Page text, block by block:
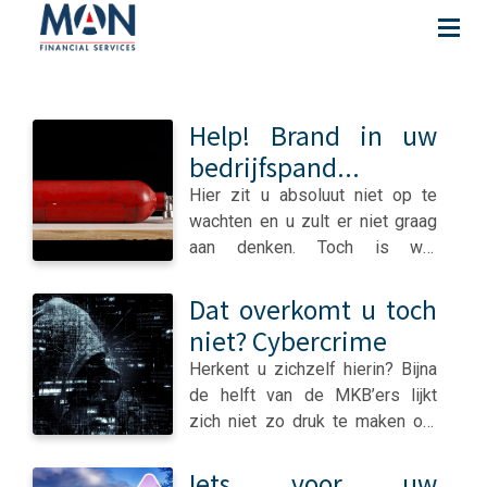
Help! Brand in uw
bedrijfspand...
Hier zit u absoluut niet op te
wachten en u zult er niet graag
aan denken. Toch is wel
voorbereidingen te treffen,
mocht het onverhoopt toch een
keer gebeuren. Wat kunt u
direct doen? Probeer
regelmatig: Een grote
schoonmaak te houden.
en stof. Belangrijk hierbij is te
Dat overkomt u toch
niet? Cybercrime
Herkent u zichzelf hierin? Bijna
de helft van de MKB’ers lijkt
zich niet zo druk te maken om
weten dat ook zij een risico